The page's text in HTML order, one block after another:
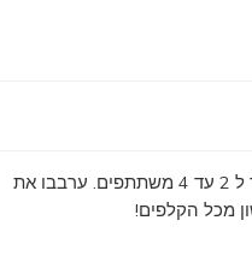
משחק קלפים צבעוני, מהנה וסוחף לכל המשפחה! המשחק מיועד ל 2 עד 4 משתתפים. ערבבו את
מכל הקלפים!